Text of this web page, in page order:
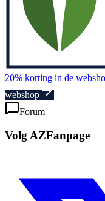
20% korting in de
webshop
Forum
Volg AZFanpage